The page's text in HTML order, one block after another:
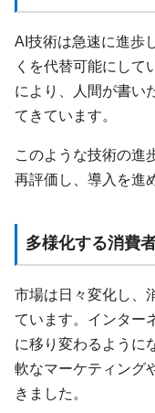
AI技術は急速に進歩
くを代替可能にして
により、人間が書い
てきています。
このような技術の進
再評価し、導入を進
多様化する消費
市場は日々変化し、
ています。インター
に移り変わるように
軟なマーケティング
きました。